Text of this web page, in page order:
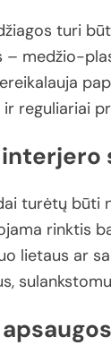
turi
– medžio-
ir reguliariai
interjero
turėtų būti
rinktis
lietaus ar
apsaugos